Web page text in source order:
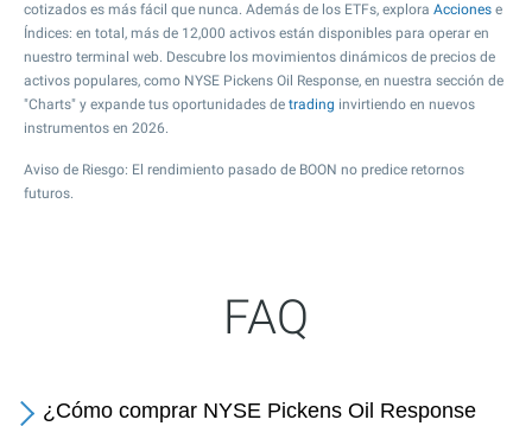
cotizados es más fácil que nunca. Además de los ETFs, explora Acciones e
Índices: en total, más de 12,000 activos están disponibles para operar en
nuestro terminal web. Descubre los movimientos dinámicos de precios de
activos populares, como NYSE Pickens Oil Response, en nuestra sección de
"Charts" y expande tus oportunidades de trading invirtiendo en nuevos
instrumentos en 2026.
Aviso de Riesgo: El rendimiento pasado de BOON no predice retornos
futuros.
FAQ
¿Cómo comprar NYSE Pickens Oil Response